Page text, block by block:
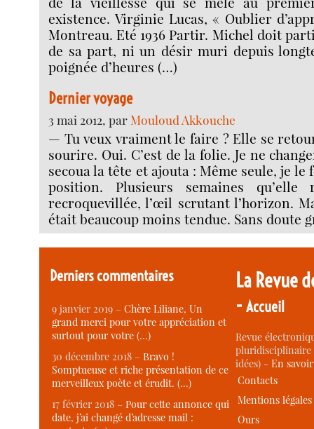
existence. Virginie Lucas, « Oublier
Montreau. Eté 1936 Partir. Michel doit
de sa part, ni un désir muri depuis
poignée d’heures (…)
Dernier voyage
3 mai 2012, parMouloud Akkouche
— Tu veux vraiment le faire ? Elle se
sourire. Oui. C’est de la folie. Je ne
secoua la tête et ajouta : Même seule, je
position. Plusieurs semaines qu’elle
recroquevillée, l’œil scrutant l’horizon.
était beaucoup moins tendue. Sans doute
Derniers commentaires
9 janvier 2019 –Chère Liliane, Un
grand merci pour votre appréciation et
surtout pour votre (…)
30 décembre 2018 –Bravo !
Somptueuse et riche présentation de ce
merveilleux poète et érudit. (…)
17 février 2018 –Pour cette annonce qui
date, j’ai changé d’adresse mail :
La Revue
-Accueil
Revue
idées) -En
Contacts
Mentions légales
Ours